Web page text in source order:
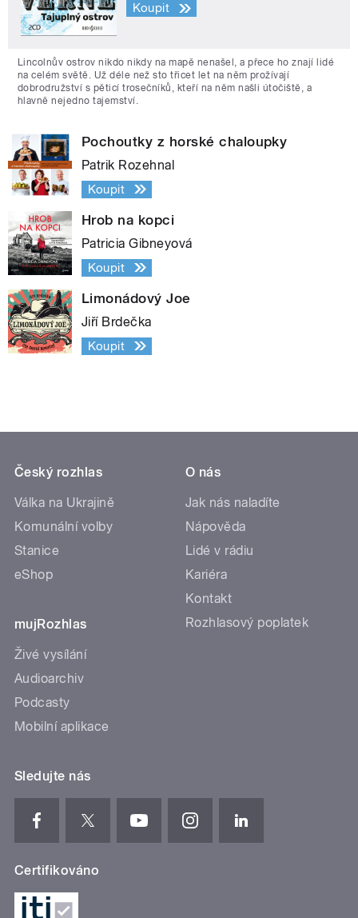
Koupit
Lincolnův ostrov nikdo nikdy na mapě nenašel, a přece ho znají lidé
na celém světě. Už déle než sto třicet let na něm prožívají
dobrodružství s pěticí trosečníků, kteří na něm našli útočiště, a
hlavně nejedno tajemství.
Pochoutky z horské chaloupky
Patrik Rozehnal
Koupit
Hrob na kopci
Patricia Gibneyová
Koupit
Limonádový Joe
Jiří Brdečka
Koupit
Český rozhlas
Válka na Ukrajině
Komunální volby
Stanice
eShop
mujRozhlas
Živé vysílání
Audioarchiv
Podcasty
Mobilní aplikace
O nás
Jak nás naladíte
Nápověda
Lidé v rádiu
Kariéra
Kontakt
Rozhlasový poplatek
Sledujte nás
Certifikováno